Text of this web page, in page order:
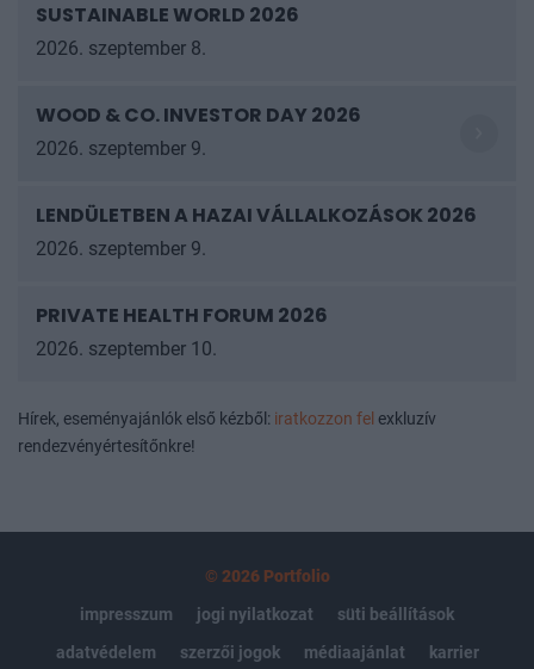
SUSTAINABLE WORLD 2026
2026. szeptember 8.
WOOD & CO. INVESTOR DAY 2026
2026. szeptember 9.
LENDÜLETBEN A HAZAI VÁLLALKOZÁSOK
2026
PRIVATE HEALTH FORUM 2026
Hírek, eseményajánlók első kézből: